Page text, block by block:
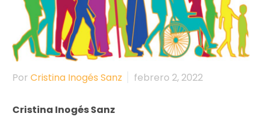
Por Cristina Inogés Sanz febrero 2, 2022
Cristina Inogés Sanz